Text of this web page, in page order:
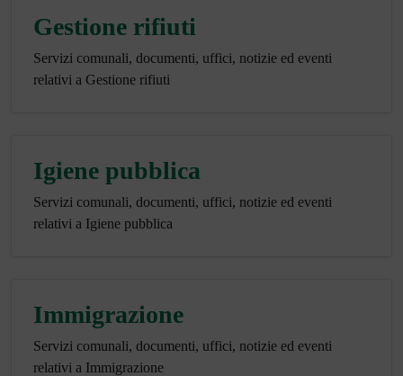
Gestione rifiuti
Servizi comunali, documenti, uffici, notizie ed eventi
relativi a Gestione rifiuti
Igiene pubblica
Servizi comunali, documenti, uffici, notizie ed eventi
relativi a Igiene pubblica
Immigrazione
Servizi comunali, documenti, uffici, notizie ed eventi
relativi a Immigrazione